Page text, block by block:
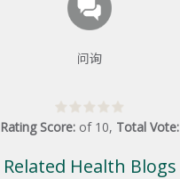
问询
Rating Score: of 10, Total Vote:
Related Health Blogs